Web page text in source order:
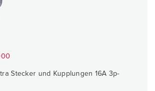
Stecker und Kupplungen 16A 3p-